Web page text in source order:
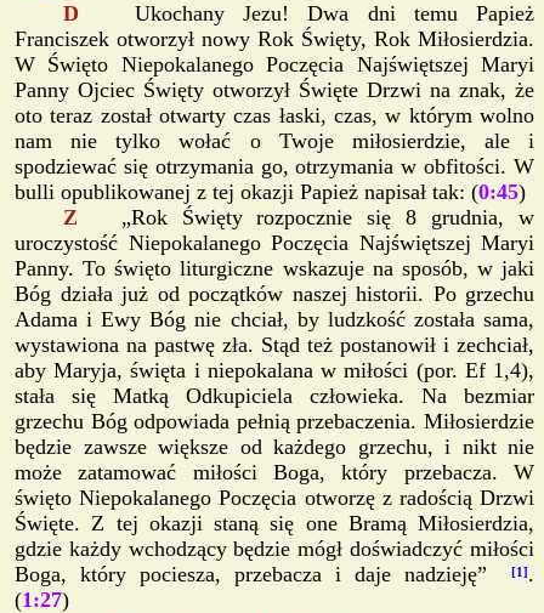
D Ukochany Jezu! Dwa dni temu Papież
Franciszek otworzył nowy Rok Święty, Rok Miłosierdzia.
W Święto Niepokalanego Poczęcia Najświętszej Maryi
Panny Ojciec Święty otworzył Święte Drzwi na znak, że
oto teraz został otwarty czas łaski, czas, w którym wolno
nam nie tylko wołać o Twoje miłosierdzie, ale i
spodziewać się otrzymania go, otrzymania w obfitości. W
bulli opublikowanej z tej okazji Papież napisał tak: (0:45)
Z „Rok Święty rozpocznie się 8 grudnia, w
uroczystość Niepokalanego Poczęcia Najświętszej Maryi
Panny. To święto liturgiczne wskazuje na sposób, w jaki
Bóg działa już od początków naszej historii. Po grzechu
Adama i Ewy Bóg nie chciał, by ludzkość została sama,
wystawiona na pastwę zła. Stąd też postanowił i zechciał,
aby Maryja, święta i niepokalana w miłości (por. Ef 1,4),
stała się Matką Odkupiciela człowieka. Na bezmiar
grzechu Bóg odpowiada pełnią przebaczenia. Miłosierdzie
będzie zawsze większe od każdego grzechu, i nikt nie
może zatamować miłości Boga, który przebacza. W
święto Niepokalanego Poczęcia otworzę z radością Drzwi
Święte. Z tej okazji staną się one Bramą Miłosierdzia,
gdzie każdy wchodzący będzie mógł doświadczyć miłości
Boga, który pociesza, przebacza i daje nadzieję”
[1] .
(1:27)